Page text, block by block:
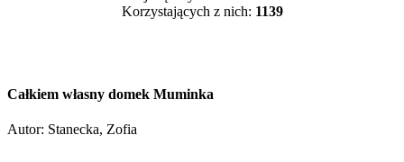
Korzystających z nich: 1139
Całkiem własny domek Muminka
Autor: Stanecka, Zofia